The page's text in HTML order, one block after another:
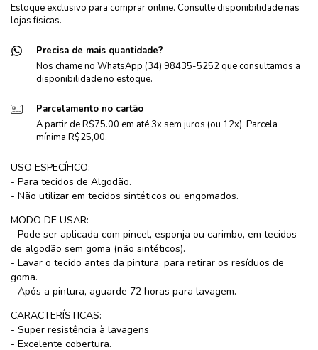
Estoque exclusivo para comprar online. Consulte disponibilidade nas
lojas físicas.
Precisa de mais quantidade?
Nos chame no WhatsApp (34) 98435-5252 que consultamos a
disponibilidade no estoque.
Parcelamento no cartão
A partir de R$75.00 em até 3x sem juros (ou 12x). Parcela
mínima R$25,00.
USO ESPECÍFICO:
- Para tecidos de Algodão.
- Não utilizar em tecidos sintéticos ou engomados.
MODO DE USAR:
- Pode ser aplicada com pincel, esponja ou carimbo, em tecidos
de algodão sem goma (não sintéticos).
- Lavar o tecido antes da pintura, para retirar os resíduos de
goma.
- Após a pintura, aguarde 72 horas para lavagem.
CARACTERÍSTICAS:
- Super resistência à lavagens
- Excelente cobertura.